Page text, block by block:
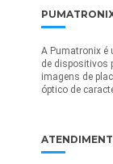
A Pumatronix é
de dispositivos
imagens de
óptico de